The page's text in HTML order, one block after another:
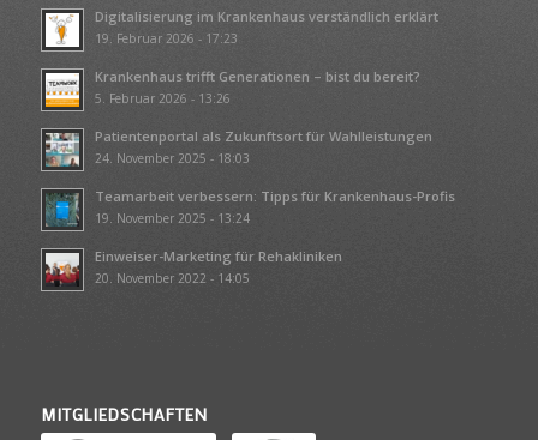
Digitalisierung im Krankenhaus verständlich erklärt
19. Februar 2026 - 17:23
Krankenhaus trifft Generationen – bist du bereit?
5. Februar 2026 - 13:26
Patientenportal als Zukunftsort für Wahlleistungen
24. November 2025 - 18:03
Teamarbeit verbessern: Tipps für Krankenhaus-Profis
19. November 2025 - 13:24
Einweiser-Marketing für Rehakliniken
20. November 2022 - 14:05
MITGLIEDSCHAFTEN